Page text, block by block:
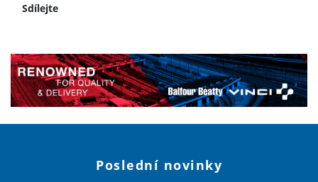
Sdílejte
Poslední novinky